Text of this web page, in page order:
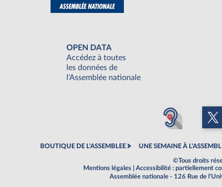
OPEN DATA
Accédez à toutes
les données de
l'Assemblée nationale
BOUTIQUE DE L'ASSEMBLEE UNE SEMAINE À
©Tous droits
Mentions légales
Accessibilité : partiellement
Assemblée nationale - 126 Rue de